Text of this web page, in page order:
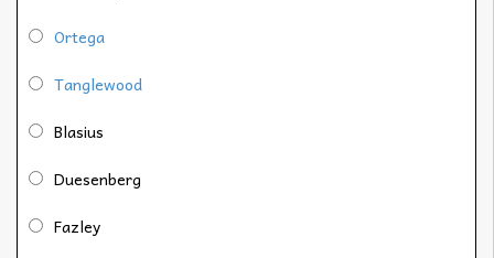
Ortega
Tanglewood
Blasius
Duesenberg
Fazley